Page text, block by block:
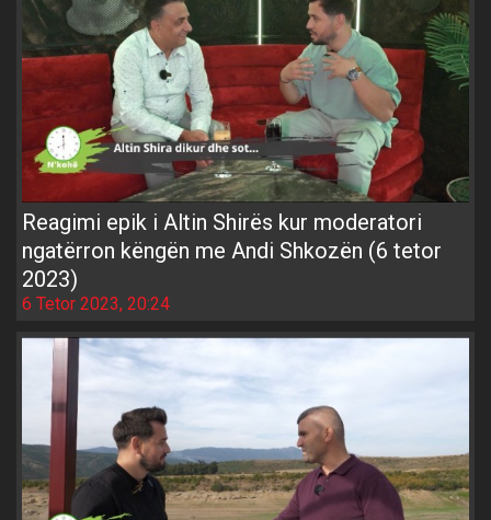
Reagimi epik i Altin Shirës kur moderatori
ngatërron këngën me Andi Shkozën (6 tetor
2023)
6 Tetor 2023, 20:24